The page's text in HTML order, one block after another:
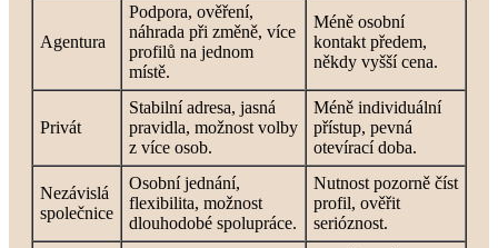
Agentura
Podpora, ověření,
náhrada při změně, více
profilů na jednom
místě.
Méně osobní
kontakt předem,
někdy vyšší cena.
Privát
Stabilní adresa, jasná
pravidla, možnost volby
z více osob.
Méně individuální
přístup, pevná
otevírací doba.
Nezávislá
společnice
Osobní jednání,
flexibilita, možnost
dlouhodobé spolupráce.
Nutnost pozorně číst
profil, ověřit
serióznost.